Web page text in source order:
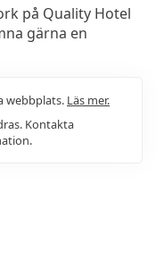
på Quality Hotel
gärna en
webbplats. Läs mer.
Kontakta